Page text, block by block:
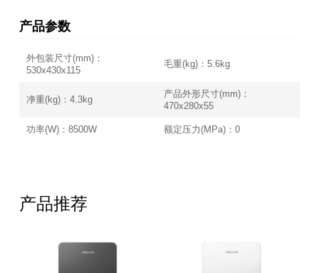
产品参数
外包装尺寸(mm)：
530x430x115
毛重(kg)：5.6kg
净重(kg)：4.3kg
产品外形尺寸(mm)：
470x280x55
功率(W)：8500W 额定压力(MPa)：0
产品推荐